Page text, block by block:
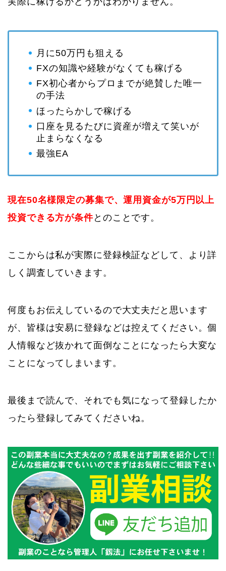
月に50万円も狙える
FXの知識や経験がなくても稼げる
FX初心者からプロまでが絶賛した唯一
の手法
ほったらかしで稼げる
口座を見るたびに資産が増えて笑いが
止まらなくなる
最強EA
現在50名様限定の募集で、運用資金が5万円以上
投資できる方が条件とのことです。
ここからは私が実際に登録検証などして、より詳
しく調査していきます。
何度もお伝えしているので大丈夫だと思います
が、皆様は安易に登録などは控えてください。個
人情報など抜かれて面倒なことになったら大変な
ことになってしまいます。
最後まで読んで、それでも気になって登録したか
ったら登録してみてくださいね。